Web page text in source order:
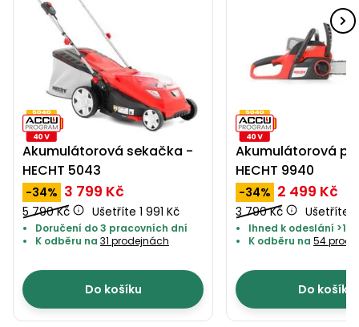
Akumulátorová sekačka -
HECHT 5043
-34% 3 799 Kč
5 790 Kč Ušetříte 1 991 Kč
Doručení do 3 pracovních dní
K odběru na 31 prodejnách
Do košíku
Akumulátorová
HECHT 9940
-34% 2 499 Kč
3 790 Kč Ušetříte 1
Ihned k odeslání >10
K odběru na 54
Do košíku